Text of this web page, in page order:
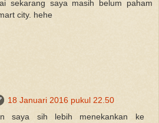
sekarang saya masih belum paham
city. hehe
18 Januari 2016 pukul 22.50
saya sih lebih menekankan ke